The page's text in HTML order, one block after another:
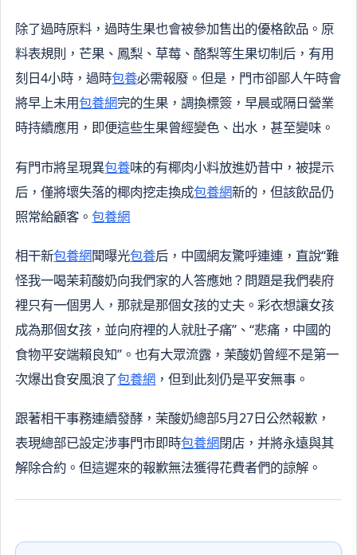
除了過時原料，過時生果也會被參加售出的優格飲品。原
料表規則，芒果、鳳梨、草莓、酪梨等生果切制后，有用
刻日4小時，過時包養必需報廢。但是，門市卻鄙人午時會
將早上未用包養網完的生果，調換標簽，早晨或隔日營業
時持續應用，即便這些生果曾經變色、出水，甚至變味。
有門市將呈現異包養味的有椰肉小料放進奶昔中，被提示
后，僅將壞失落的椰肉挖走換成包養網新的，但該飲品仍
照常給顧客。包養網
相干新包養網聞曝光包養后，中國網友驚呼連連，直說“難
怪我一喝茉莉酸奶向我們家的人答應她？問題是我們裴府
裡只有一個男人，那就是那個女孩的丈夫。彩衣想讓女孩
成為那個女孩，並向府裡的人就肚子痛”、“悲痛，中國的
食物平安端賴良知”。也有大眾流露，茉酸奶曾經不是第一
次爆出食安風浪了包養網 ，但到此刻仍是平安無事。
跟著相干事務連續發酵，茉酸奶總部5月27日公然報歉，
表現總部已設定涉事門市即時包養網閉店，并將永遠與其
解除合約。但這遲來的報歉無法獲得花費者們的諒解。